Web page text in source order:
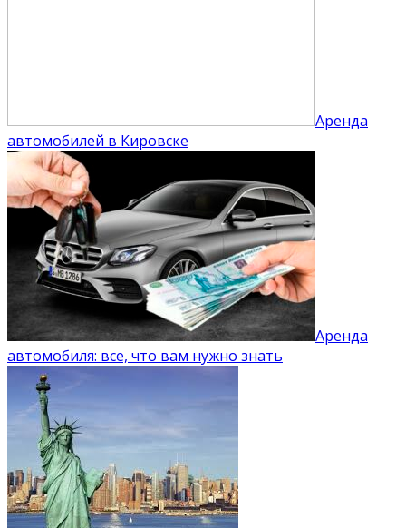
Аренда
автомобилей в Кировске
Аренда
автомобиля: все, что вам нужно знать